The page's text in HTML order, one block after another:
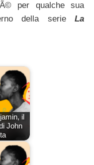
per qualche sua
della serie La
il
John